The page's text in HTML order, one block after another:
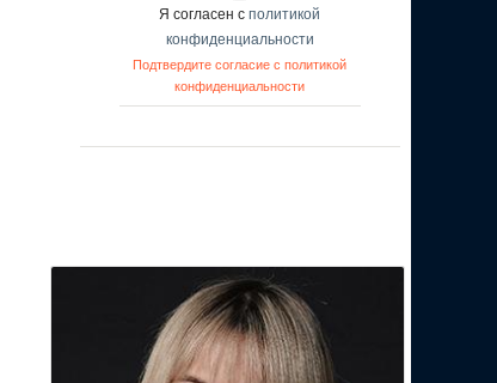
Я согласен с политикой
конфиденциальности
Подтвердите согласие с политикой
конфиденциальности